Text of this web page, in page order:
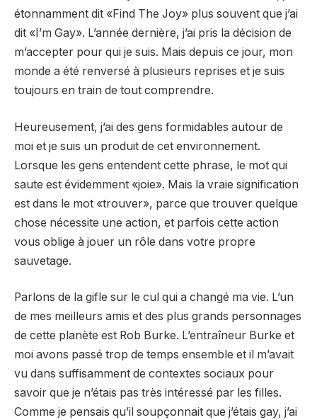
étonnamment dit «Find The Joy» plus souvent que j’ai
dit «I’m Gay». L’année dernière, j’ai pris la décision de
m’accepter pour qui je suis. Mais depuis ce jour, mon
monde a été renversé à plusieurs reprises et je suis
toujours en train de tout comprendre.
Heureusement, j’ai des gens formidables autour de
moi et je suis un produit de cet environnement.
Lorsque les gens entendent cette phrase, le mot qui
saute est évidemment «joie». Mais la vraie signification
est dans le mot «trouver», parce que trouver quelque
chose nécessite une action, et parfois cette action
vous oblige à jouer un rôle dans votre propre
sauvetage.
Parlons de la gifle sur le cul qui a changé ma vie. L’un
de mes meilleurs amis et des plus grands personnages
de cette planète est Rob Burke. L’entraîneur Burke et
moi avons passé trop de temps ensemble et il m’avait
vu dans suffisamment de contextes sociaux pour
savoir que je n’étais pas très intéressé par les filles.
Comme je pensais qu’il soupçonnait que j’étais gay, j’ai